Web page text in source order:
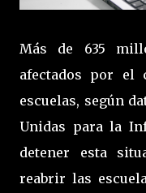
Más de 635
afectados por
escuelas, según
Unidas para la
detener esta
reabrir las